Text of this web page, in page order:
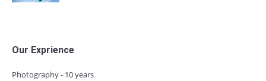
Our Exprience
Photography - 10 years